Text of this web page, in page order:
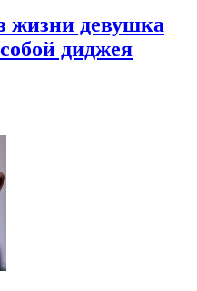
жизни девушка
диджея